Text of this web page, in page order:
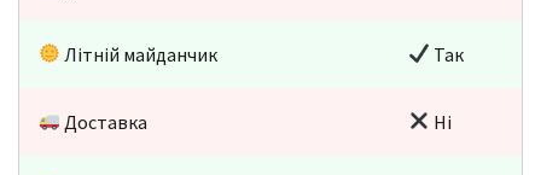
Літній майданчик Так
Доставка Ні